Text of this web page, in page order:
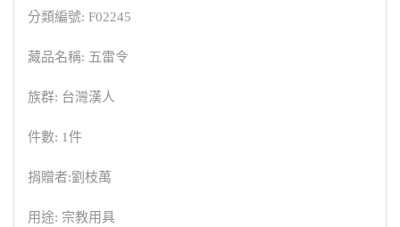
分類編號: F02245
藏品名稱: 五雷令
族群: 台灣漢人
件數: 1件
捐贈者:劉枝萬
用途: 宗教用具